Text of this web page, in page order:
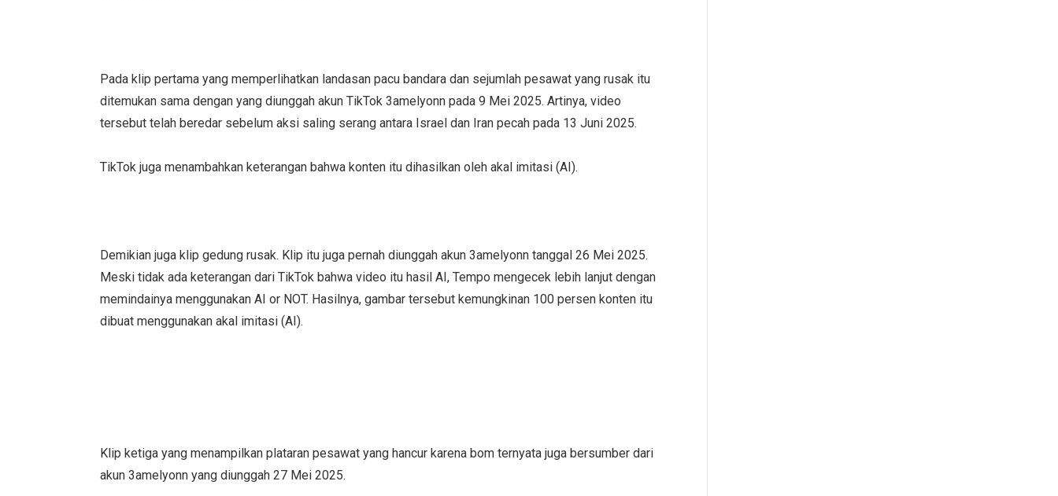
Pada klip pertama yang memperlihatkan landasan pacu bandara dan sejumlah pesawat yang rusak itu
ditemukan sama dengan yang diunggah akun TikTok 3amelyonn pada 9 Mei 2025. Artinya, video
tersebut telah beredar sebelum aksi saling serang antara Israel dan Iran pecah pada 13 Juni 2025.
TikTok juga menambahkan keterangan bahwa konten itu dihasilkan oleh akal imitasi (AI).
Demikian juga klip gedung rusak. Klip itu juga pernah diunggah akun 3amelyonn tanggal 26 Mei 2025.
Meski tidak ada keterangan dari TikTok bahwa video itu hasil AI, Tempo mengecek lebih lanjut dengan
memindainya menggunakan AI or NOT. Hasilnya, gambar tersebut kemungkinan 100 persen konten itu
dibuat menggunakan akal imitasi (AI).
Klip ketiga yang menampilkan plataran pesawat yang hancur karena bom ternyata juga bersumber dari
akun 3amelyonn yang diunggah 27 Mei 2025.